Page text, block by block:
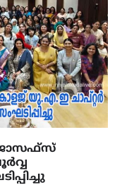
ജോസഫ്സ്